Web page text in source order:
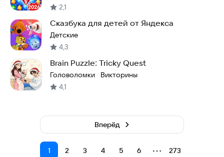
2,1
Сказбука для детей от Яндекса
Детские
4,3
Brain Puzzle: Tricky Quest
Головоломки · Викторины
4,1
1 2 3 4 5 6 ⋯ 273
Вперёд